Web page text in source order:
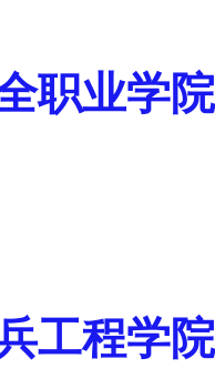
职业学院
工程学院